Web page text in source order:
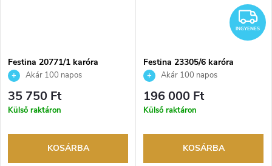
Festina 20771/1 karóra
Akár 100 napos
visszaküldési lehetőség. Hivatalos
márkakereskedő.
35 750 Ft
Külső raktáron
KOSÁRBA
INGYENES
Festina 23305/6 karóra
Akár 100 napos
visszaküldési lehetőség. Hivatalos
márkakereskedő.
196 000 Ft
Külső raktáron
KOSÁRBA